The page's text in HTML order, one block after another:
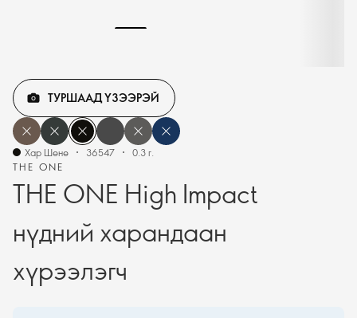
THE ONE
THE ONE High Impact
нүдний харандаан
хүрээлэгч
ТУРШААД ҮЗЭЭРЭЙ
Хар Шөнө 36547 0.3 г.